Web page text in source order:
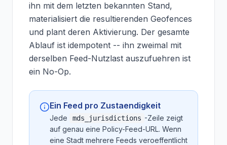
ihn mit dem letzten bekannten Stand,
materialisiert die resultierenden Geofences
und plant deren Aktivierung. Der gesamte
Ablauf ist idempotent -- ihn zweimal mit
derselben Feed-Nutzlast auszufuehren ist
ein No-Op.
Ein Feed pro Zustaendigkeit
Jede mds_jurisdictions -Zeile zeigt
auf genau eine Policy-Feed-URL. Wenn
eine Stadt mehrere Feeds veroeffentlicht